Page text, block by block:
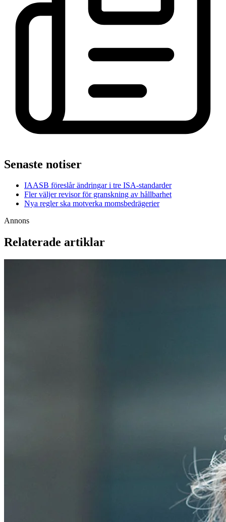
Senaste notiser
IAASB föreslår ändringar i tre ISA-standarder
Fler väljer revisor för granskning av hållbarhet
Nya regler ska motverka momsbedrägerier
Annons
Relaterade artiklar